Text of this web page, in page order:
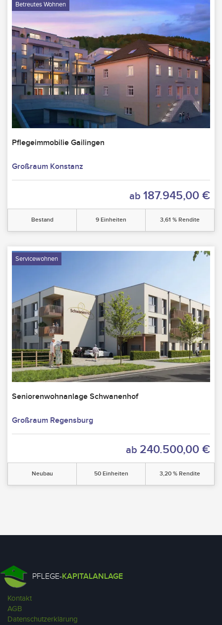
Betreutes Wohnen
Pflegeimmobilie Gailingen
Großraum Konstanz
ab 187.945,00 €
Bestand 9 Einheiten 3,61 % Rendite
Servicewohnen
Seniorenwohnanlage Schwanenhof
Großraum Regensburg
ab 240.500,00 €
Neubau 50 Einheiten 3,20 % Rendite
PFLEGE-KAPITALANLAGE
Kontakt
AGB
Datenschutzerklärung